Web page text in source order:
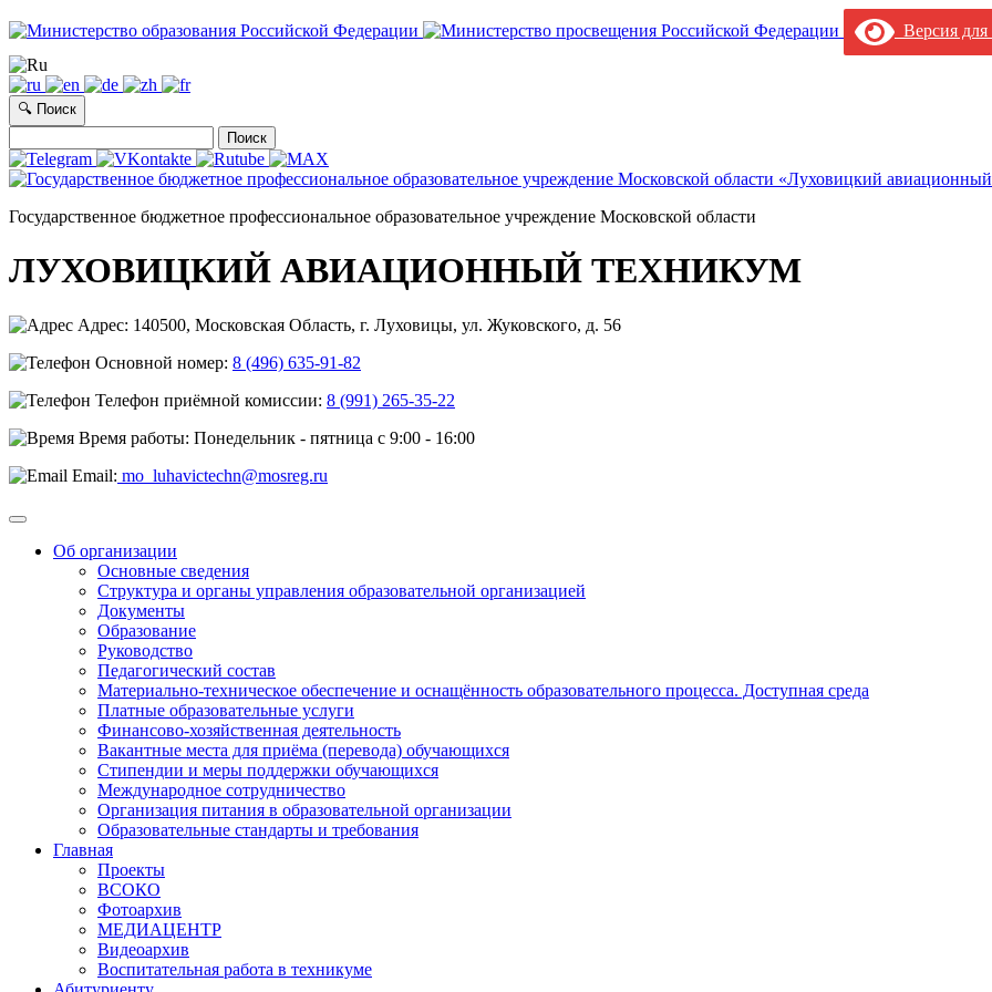
Версия
🔍 Поиск
Государственное бюджетное профессиональное образовательное учреждение Московской области
ЛУХОВИЦКИЙ АВИАЦИОННЫЙ ТЕХНИКУМ
Адрес: 140500, Московская Область, г. Луховицы, ул. Жуковского, д. 56
Основной номер: 8 (496) 635-91-82
Телефон приёмной комиссии: 8 (991) 265-35-22
Время работы: Понедельник - пятница с 9:00 - 16:00
Email: mo_luhavictechn@mosreg.ru
Об организации
Основные сведения
Структура и органы управления образовательной организацией
Документы
Образование
Руководство
Педагогический состав
Материально-техническое обеспечение и оснащённость образовательного процесса. Доступная среда
Платные образовательные услуги
Финансово-хозяйственная деятельность
Вакантные места для приёма (перевода) обучающихся
Стипендии и меры поддержки обучающихся
Международное сотрудничество
Организация питания в образовательной организации
Образовательные стандарты и требования
Главная
Проекты
ВСОКО
Фотоархив
МЕДИАЦЕНТР
Видеоархив
Воспитательная работа в техникуме